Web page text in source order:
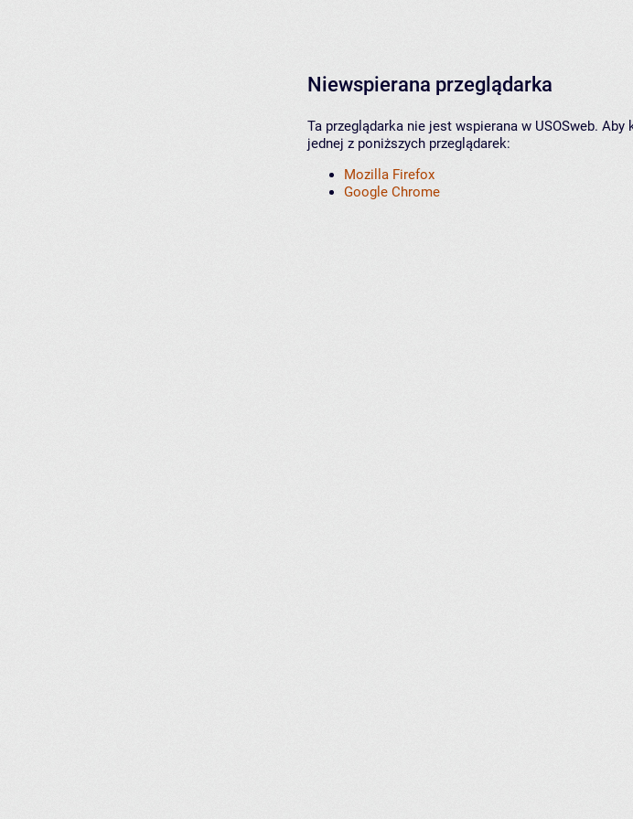
Niewspierana przeglądarka
Ta przeglądarka nie jest wspierana w USOSweb.
jednej z poniższych przeglądarek:
Mozilla Firefox
Google Chrome